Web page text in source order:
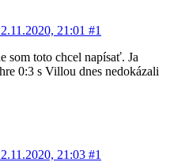
21:01 #1
som toto chcel napísať. Ja
0:3 s Villou dnes nedokázali
21:03 #1